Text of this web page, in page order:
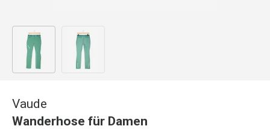
Bild 1 in Galerieansicht laden
Vaude
Wanderhose für Damen